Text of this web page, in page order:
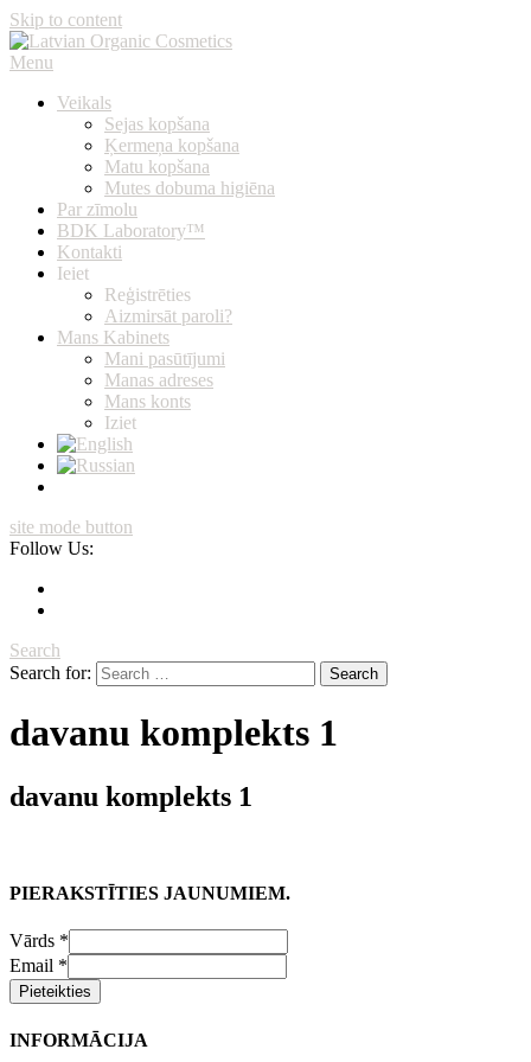
Skip to content
piegāde
Menu
Veikals
Sejas kopšana
Ķermeņa kopšana
Matu kopšana
Mutes dobuma higiēna
Par zīmolu
BDK Laboratory™
Kontakti
Ieiet
Reģistrēties
Aizmirsāt paroli?
Mans Kabinets
Mani pasūtījumi
Manas adreses
Mans konts
Iziet
site mode button
Follow Us:
Search
Search for:
davanu komplekts 1
davanu komplekts 1
PIERAKSTĪTIES JAUNUMIEM.
Vārds *
Email *
Pieteikties
INFORMĀCIJA